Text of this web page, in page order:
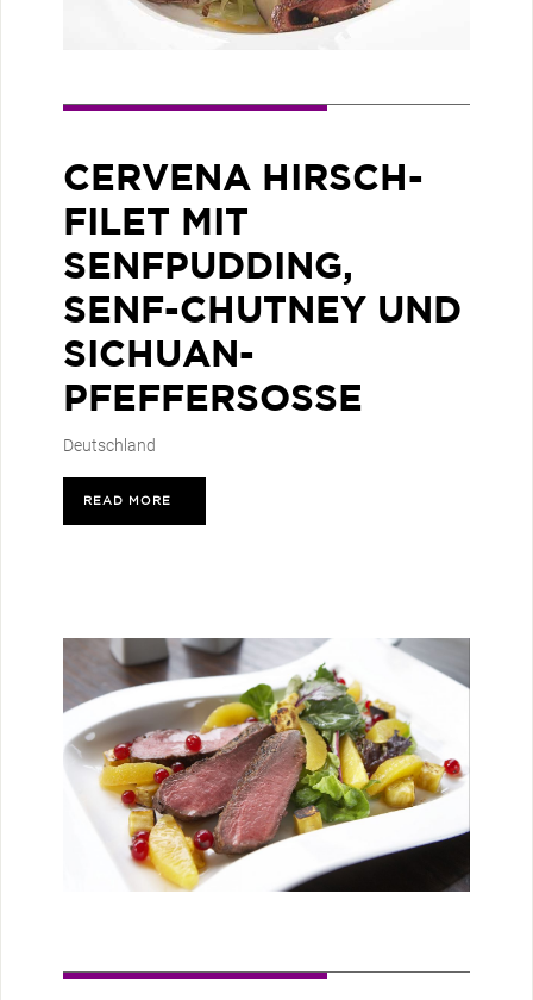
CERVENA HIRSCH-
FILET MIT
SENFPUDDING,
SENF-CHUTNEY UND
SICHUAN-
PFEFFERSOSSE
Deutschland
READ MORE